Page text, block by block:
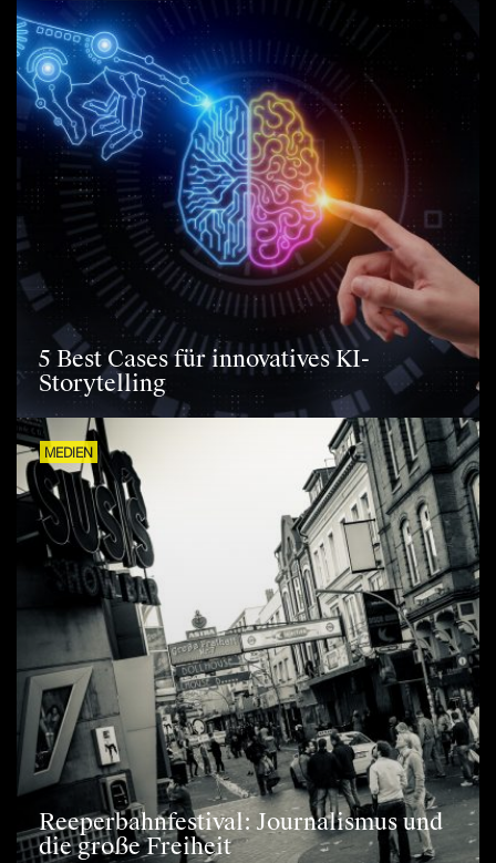
5 Best Cases für innovatives KI-
Storytelling
MEDIEN
Reeperbahnfestival: Journalismus und
die große Freiheit